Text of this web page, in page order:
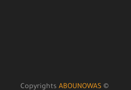
© Copyrights
ABOUNOWAS